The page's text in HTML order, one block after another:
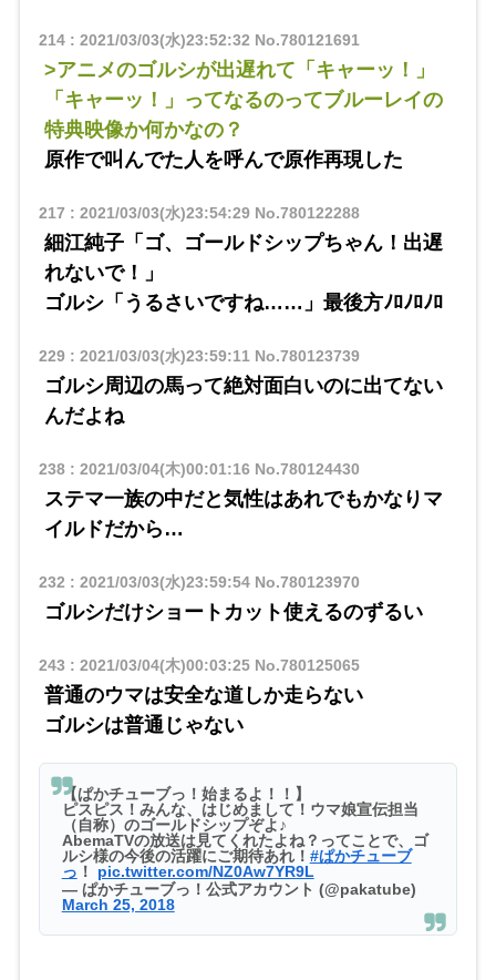
214: 2021/03/03(水)23:52:32 No.780121691
>アニメのゴルシが出遅れて「キャーッ！」
「キャーッ！」ってなるのってブルーレイの
特典映像か何かなの？
原作で叫んでた人を呼んで原作再現した
217 : 2021/03/03(水)23:54:29No.780122288
細江純子「ゴ、ゴールドシップちゃん！出遅
れないで！」
ゴルシ「うるさいですね……」最後方ﾉﾛﾉﾛﾉﾛ
229: 2021/03/03(水)23:59:11 No.780123739
ゴルシ周辺の馬って絶対面白いのに出てない
んだよね
238: 2021/03/04(木)00:01:16 No.780124430
ステマ一族の中だと気性はあれでもかなりマ
イルドだから…
232 : 2021/03/03(水)23:59:54No.780123970
ゴルシだけショートカット使えるのずるい
243 : 2021/03/04(木)00:03:25No.780125065
普通のウマは安全な道しか走らない
ゴルシは普通じゃない
【ぱかチューブっ！始まるよ！！】
ピスピス！みんな、はじめまして！ウマ娘宣伝担当
（自称）のゴールドシップぞよ♪
AbemaTVの放送は見てくれたよね？ってことで、ゴ
ルシ様の今後の活躍にご期待あれ！ #ぱかチューブ
っ ！ pic.twitter.com/NZ0Aw7YR9L
— ぱかチューブっ！公式アカウント (@pakatube)
March 25, 2018